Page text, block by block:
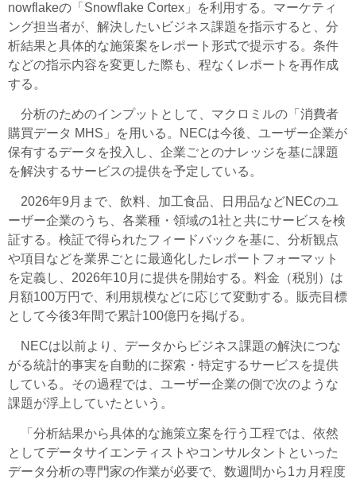
nowflakeの「Snowflake Cortex」を利用する。マーケティ
ング担当者が、解決したいビジネス課題を指示すると、分
析結果と具体的な施策案をレポート形式で提示する。条件
などの指示内容を変更した際も、程なくレポートを再作成
する。
分析のためのインプットとして、マクロミルの「消費者
購買データ MHS」を用いる。NECは今後、ユーザー企業が
保有するデータを投入し、企業ごとのナレッジを基に課題
を解決するサービスの提供を予定している。
2026年9月まで、飲料、加工食品、日用品などNECのユ
ーザー企業のうち、各業種・領域の1社と共にサービスを検
証する。検証で得られたフィードバックを基に、分析観点
や項目などを業界ごとに最適化したレポートフォーマット
を定義し、2026年10月に提供を開始する。料金（税別）は
月額100万円で、利用規模などに応じて変動する。販売目標
として今後3年間で累計100億円を掲げる。
NECは以前より、データからビジネス課題の解決につな
がる統計的事実を自動的に探索・特定するサービスを提供
している。その過程では、ユーザー企業の側で次のような
課題が浮上していたという。
「分析結果から具体的な施策立案を行う工程では、依然
としてデータサイエンティストやコンサルタントといった
データ分析の専門家の作業が必要で、数週間から1カ月程度